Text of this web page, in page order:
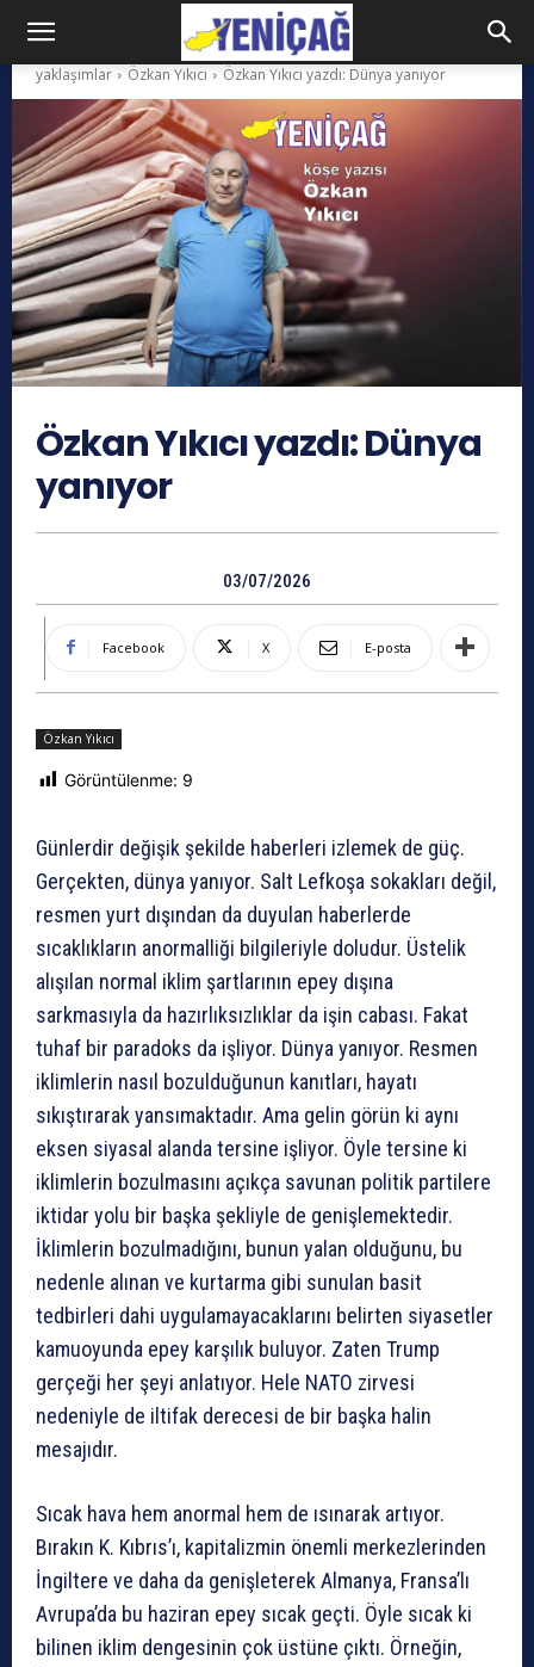
yaklaşımlar Özkan Yıkıcı Özkan Yıkıcı yazdı: Dünya yanıyor
Özkan Yıkıcı yazdı: Dünya
yanıyor
03/07/2026
Facebook X E-posta
Özkan Yıkıcı
Görüntülenme: 9
Günlerdir değişik şekilde haberleri izlemek de güç.
Gerçekten, dünya yanıyor. Salt Lefkoşa sokakları değil,
resmen yurt dışından da duyulan haberlerde
sıcaklıkların anormalliği bilgileriyle doludur. Üstelik
alışılan normal iklim şartlarının epey dışına
sarkmasıyla da hazırlıksızlıklar da işin cabası. Fakat
tuhaf bir paradoks da işliyor. Dünya yanıyor. Resmen
iklimlerin nasıl bozulduğunun kanıtları, hayatı
sıkıştırarak yansımaktadır. Ama gelin görün ki aynı
eksen siyasal alanda tersine işliyor. Öyle tersine ki
iklimlerin bozulmasını açıkça savunan politik partilere
iktidar yolu bir başka şekliyle de genişlemektedir.
İklimlerin bozulmadığını, bunun yalan olduğunu, bu
nedenle alınan ve kurtarma gibi sunulan basit
tedbirleri dahi uygulamayacaklarını belirten siyasetler
kamuoyunda epey karşılık buluyor. Zaten Trump
gerçeği her şeyi anlatıyor. Hele NATO zirvesi
nedeniyle de iltifak derecesi de bir başka halin
mesajıdır.
Sıcak hava hem anormal hem de ısınarak artıyor.
Bırakın K. Kıbrıs’ı, kapitalizmin önemli merkezlerinden
İngiltere ve daha da genişleterek Almanya, Fransa’lı
Avrupa’da bu haziran epey sıcak geçti. Öyle sıcak ki
bilinen iklim dengesinin çok üstüne çıktı. Örneğin,